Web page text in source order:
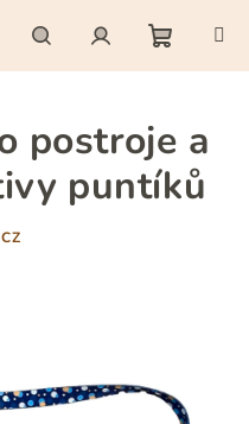
HledatPřihlášení
košík
postroje a
puntíků